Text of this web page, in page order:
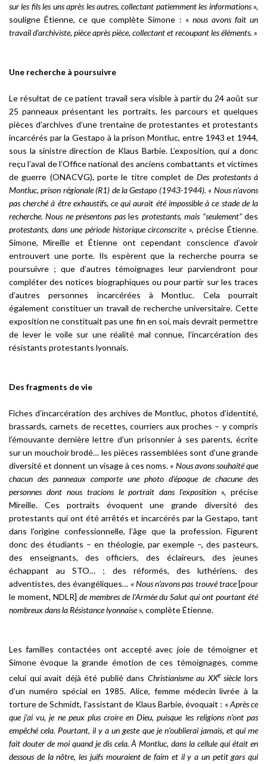
sur les fils les uns après les autres, collectant patiemment les informations»,
souligne Étienne, ce que complète Simone : « nous avons fait un
travail d’archiviste, pièce après pièce, collectant et recoupant les éléments. »
Une recherche à poursuivre
Le résultat de ce patient travail sera visible à partir du 24 août sur
25 panneaux présentant les portraits, les parcours et quelques
pièces d’archives d’une trentaine de protestantes et protestants
incarcérés par la Gestapo à la prison Montluc, entre 1943 et 1944,
sous la sinistre direction de Klaus Barbie. L’exposition, qui a donc
reçu l’aval de l’Office national des anciens combattants et victimes
de guerre (ONACVG), porte le titre complet deDes protestants à
Montluc, prison régionale (R1) de la Gestapo (1943-1944). « Nous n’avons
pas cherché à être exhaustifs, ce qui aurait été impossible à ce stade de la
recherche. Nous ne présentons pasles protestants, mais “seulement”des
protestants, dans une période historique circonscrite», précise Étienne.
Simone, Mireille et Étienne ont cependant conscience d’avoir
entrouvert une porte. Ils espèrent que la recherche pourra se
poursuivre ; que d’autres témoignages leur parviendront pour
compléter des notices biographiques ou pour partir sur les traces
d’autres personnes incarcérées à Montluc. Cela pourrait
également constituer un travail de recherche universitaire. Cette
exposition ne constituait pas une fin en soi, mais devrait permettre
de lever le voile sur une réalité mal connue, l’incarcération des
résistants protestants lyonnais.
Des fragments de vie
Fiches d’incarcération des archives de Montluc, photos d’identité,
brassards, carnets de recettes, courriers aux proches – y compris
l’émouvante dernière lettre d’un prisonnier à ses parents, écrite
sur un mouchoir brodé… les pièces rassemblées sont d’une grande
diversité et donnent un visage à ces noms. « Nous avons souhaité que
chacun des panneaux comporte une photo d’époque de chacune des
personnes dont nous tracions le portrait dans l’exposition », précise
Mireille. Ces portraits évoquent une grande diversité des
protestants qui ont été arrêtés et incarcérés par la Gestapo, tant
dans l’origine confessionnelle, l’âge que la profession. Figurent
donc des étudiants – en théologie, par exemple –, des pasteurs,
des enseignants, des officiers, des éclaireurs, des jeunes
échappant au STO… ; des réformés, des luthériens, des
adventistes, des évangéliques… «Nous n’avons pas trouvé trace[pour
le moment, NDLR] de membres de l’Armée du Salut qui ont pourtant été
nombreux dans la Résistance lyonnaise», complète Étienne.
Les familles contactées ont accepté avec joie de témoigner et
Simone évoque la grande émotion de ces témoignages, comme
celui qui avait déjà été publié dans Christianisme au XXesièclelors
d’un numéro spécial en 1985. Alice, femme médecin livrée à la
torture de Schmidt, l’assistant de Klaus Barbie, évoquait : «Après ce
que j’ai vu, je ne peux plus croire en Dieu, puisque les religions n’ont pas
empêché cela. Pourtant, il y a un geste que je n’oublierai jamais, et qui me
fait douter de moi quand je dis cela. À Montluc, dans la cellule qui était en
dessous de la nôtre, les juifs mouraient de faim et il y a un petit gars qui